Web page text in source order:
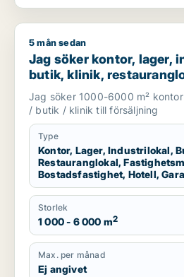
Jag söker kontor, lager,
5 mån sedan
Jag söker kontor, lager,
butik, klinik,
fastighetsmark,
eller garage till salu i
eller Öckerö m.fl.
Jag söker 1000-6000 m²
/ butik / klinik till försäljning
Type
Kontor, Lager, Industrilokal,
Restauranglokal,
Bostadsfastighet, Hotell,
Storlek
1 000 - 6 000 m2
Max. per månad
Ej angivet